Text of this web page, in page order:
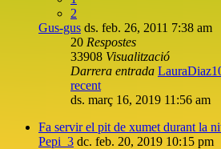
2
Gus-gus ds. feb. 26, 2011 7:38 am
20 Respostes
33908 Visualització
Darrera entrada
recent
ds. març 16, 2019 11:56 am
Fa servir el pit de xumet durant la
Pepi_3 dc. feb. 20, 2019 10:15 pm